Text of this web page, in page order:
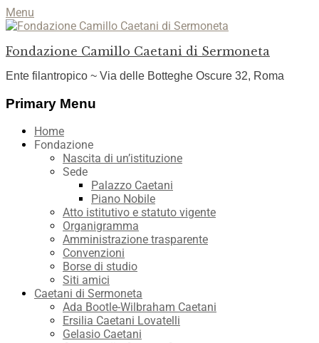
Menu
Fondazione Camillo Caetani di Sermoneta
Ente filantropico ~ Via delle Botteghe Oscure 32, Roma
Facebook
YouTube
Instagram
Primary Menu
Skip
Home
Fondazione
Nascita di un’istituzione
Sede
Palazzo Caetani
Piano Nobile
Atto istitutivo e statuto vigente
Organigramma
Amministrazione trasparente
Convenzioni
Borse di studio
Siti amici
Caetani di Sermoneta
Ada Bootle-Wilbraham Caetani
Ersilia Caetani Lovatelli
Gelasio Caetani